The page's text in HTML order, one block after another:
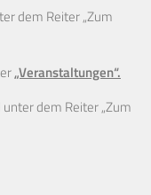
dem Reiter „Zum
„Veranstaltungen“.
dem Reiter „Zum